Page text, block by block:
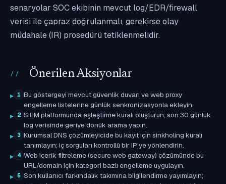
senaryolar SOC ekibinin mevcut log/EDR/firewall
verisi ile çapraz doğrulanmalı, gerekirse olay
müdahale (IR) prosedürü tetiklenmelidir.
Önerilen Aksiyonlar
1 Bu göstergeyi mevcut güvenlik duvarı ve web proxy
engelleme listelerine günlük senkronizasyonla ekleyin.
2 SIEM platformunda eşleştirme kuralı oluşturun; son 30 günlük
log verisinde geriye dönük arama yapın.
3 Kurumsal DNS çözümleyicide bu kayıt için sinkholing kuralı
tanımlayın; iç sorguları kontrollü bir IP'ye yönlendirin.
4 Web içerik filtreleme (secure web gateway) çözümünde bu
URL/domain için kategori bazlı engelleme uygulayın.
5 Son kullanıcı farkındalık takımına bilgilendirme yayımlayın;